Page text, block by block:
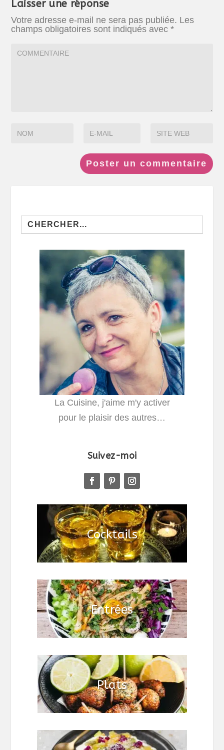
Laisser une réponse
Votre adresse e-mail ne sera pas publiée. Les
champs obligatoires sont indiqués avec*
Search
for:
La Cuisine, j'aime m'y activer
pour le plaisir des autres…
Suivez-moi